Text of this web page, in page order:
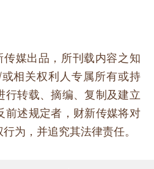
媒出品，所刊载内容之知
相关权利人专属所有或持
行转载、摘编、复制及建立
前述规定者，财新传媒将对
为，并追究其法律责任。